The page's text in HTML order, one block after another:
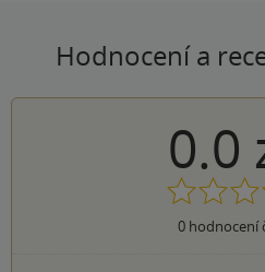
Hodnocení a
0.0
0hodnocení